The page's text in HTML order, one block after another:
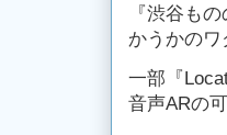
『渋谷も
かうかの
一部『
音声ARの